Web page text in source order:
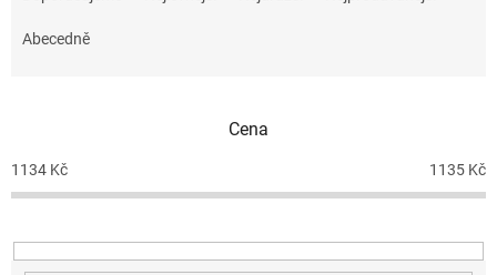
o
d
k
t
Abecedně
Cena
1134 Kč 1135 Kč